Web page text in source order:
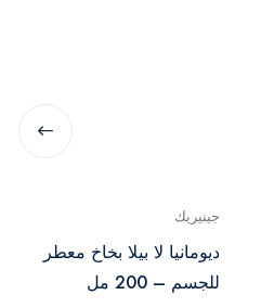
جينيريك
ديومانيا لا بيلا بخاخ معطر
للجسم – 200 مل